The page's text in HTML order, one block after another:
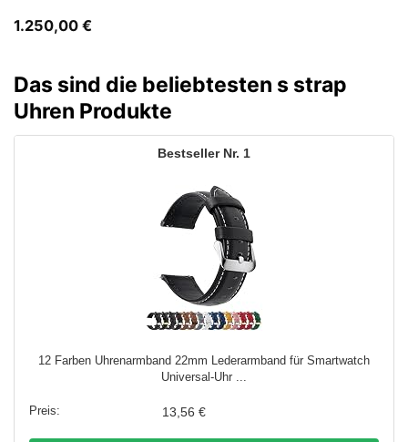
1.250,00 €
Das sind die beliebtesten s strap
Uhren Produkte
1
12 Farben Uhrenarmband 22mm Lederarmband für Smartwatch
Universal-Uhr ...
13,56 €